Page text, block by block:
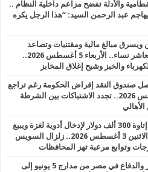
بالقطامية والأدلة تفضح مزاعم داخلية النظام ..
2026.. ترامب يهاجم عبد الرحمن السيد: “هذا الرجل يكره
ويسرق مبالغ مالية ومقتنيات وتصاعد
الانتهاكات ضد المعتقلات في سجن العاشر نساء.. الأربعاء 5 أغسطس 2026..
والخبز وشبح إغلاق المخابز
صندوق النقد إقراض الحكومة رغم تراجع
مؤشرات الاقتصاد؟.. الثلاثاء 4 أغسطس 2026.. تجدد الاشتباكات بين الشرطة
“تجارة بالدم والألم”العرجاني يفرض إتاوة 300 ألف دولار لإدخال أدوية لغزة ويبيع
الوقود بأضعاف سعره في إسرائيل.. الاثنين 3 أغسطس 2026.. زلزال السويس
المسيّرة تعيد فتح ملف الرصد والإنذار والدفاع في مصر من مدارج 5 يونيو إلى